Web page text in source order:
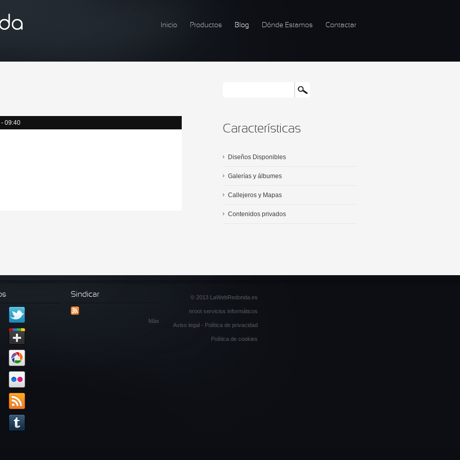
Inicio Productos Blog Dónde Estamos Contactar
09:40
Formulario de búsqueda
Características
Diseños Disponibles
Galerías y álbumes
Callejeros y Mapas
Contenidos privados
Sindicar
Más
© 2013 LaWebRedonda.es
nroot servicios informáticos
Aviso legal - Política de privacidad
Política de cookies